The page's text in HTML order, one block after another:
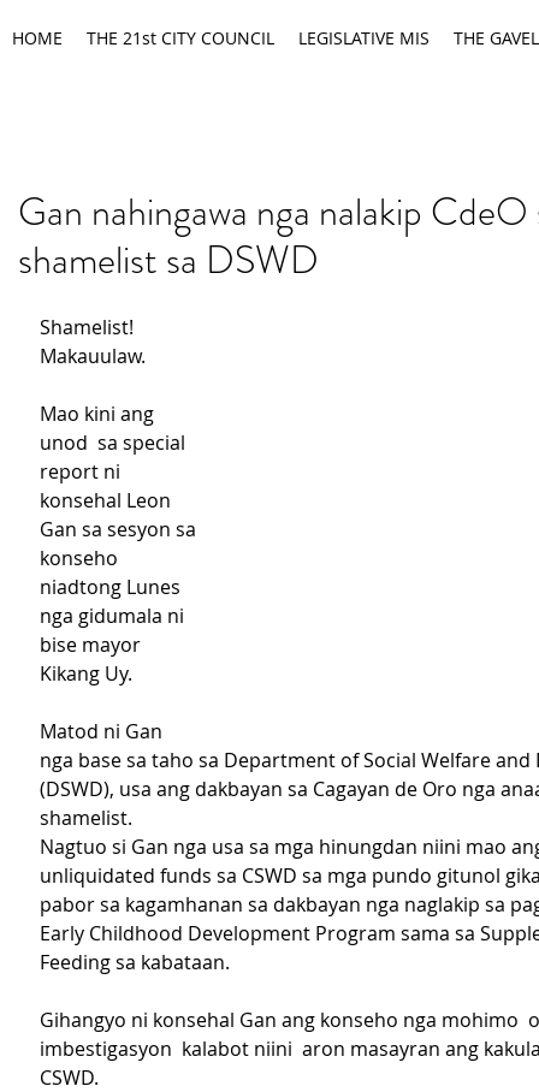
HOME THE 21st CITY COUNCIL LEGISLATIVE MIS THE GAVEL
Gan nahingawa nga nalakip CdeO
shamelist sa DSWD
Shamelist!
Makauulaw.
Mao kini ang
unod  sa special
report ni
konsehal Leon
Gan sa sesyon sa
konseho
niadtong Lunes
nga gidumala ni
bise mayor
Kikang Uy.
Matod ni Gan
nga base sa taho sa Department of Social Welfare
(DSWD), usa ang dakbayan sa Cagayan de Oro nga
shamelist.
Nagtuo si Gan nga usa sa mga hinungdan niini mao
unliquidated funds sa CSWD sa mga pundo gitunol
pabor sa kagamhanan sa dakbayan nga naglakip sa
Early Childhood Development Program sama sa
Feeding sa kabataan.
Gihangyo ni konsehal Gan ang konseho nga mohimo
imbestigasyon  kalabot niini  aron masayran ang
CSWD.